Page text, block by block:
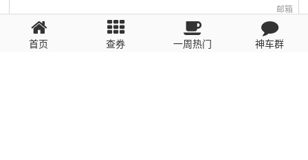
邮箱
回复需填写必要信息
首页 查券 一周热门 神车群